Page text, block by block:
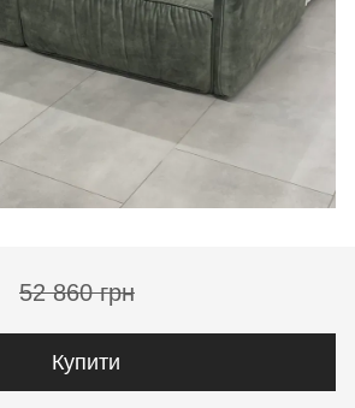
52 860 грн
Купити